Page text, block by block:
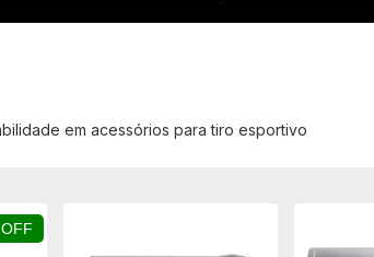
em acessórios para tiro esportivo